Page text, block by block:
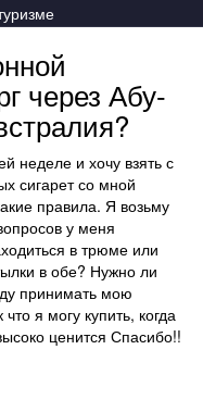
через Абу-
неделе и хочу взять с
сигарет со мной
правила. Я возьму
у меня
в трюме или
в обе? Нужно ли
принимать мою
я могу купить, когда
ценится Спасибо!!